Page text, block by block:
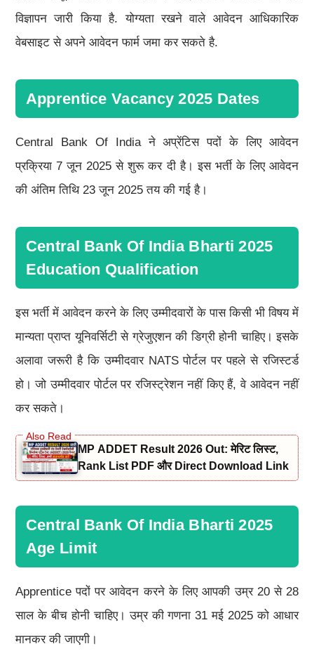
विज्ञापन जारी किया है. योग्यता रखने वाले आवेदन आधिकारिक
वेबसाइट से अपने आवेदन फार्म जमा कर सकते है.
Apprentice Vacancy 2025 Dates
Central Bank Of India ने अप्रेंटिस पदों के लिए आवेदन
प्रक्रिया 7 जून 2025 से शुरू कर दी है। इस भर्ती के लिए आवेदन
की अंतिम तिथि 23 जून 2025 तय की गई है।
Central Bank Of India Bharti 2025
Education Qualification
इस भर्ती में आवेदन करने के लिए उम्मीदवारों के पास किसी भी विषय में
मान्यता प्राप्त यूनिवर्सिटी से ग्रेजुएशन की डिग्री होनी चाहिए। इसके
अलावा जरूरी है कि उम्मीदवार NATS पोर्टल पर पहले से रजिस्टर्ड
हो। जो उम्मीदवार पोर्टल पर रजिस्ट्रेशन नहीं किए हैं, वे आवेदन नहीं
कर सकते।
MP ADDET Result 2026 Out: मेरिट लिस्ट,
Rank List PDF और Direct Download Link
Central Bank Of India Bharti 2025
Age Limit
Apprentice पदों पर आवेदन करने के लिए आपकी उम्र 20 से 28
साल के बीच होनी चाहिए। उम्र की गणना 31 मई 2025 को आधार
मानकर की जाएगी।